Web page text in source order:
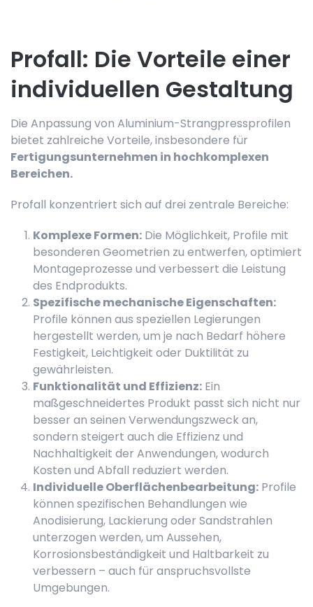
Profall: Die Vorteile einer
individuellen Gestaltung
Die Anpassung von Aluminium-Strangpressprofilen
bietet zahlreiche Vorteile, insbesondere für
Fertigungsunternehmen in hochkomplexen
Bereichen.
Profall konzentriert sich auf drei zentrale Bereiche:
Komplexe Formen: Die Möglichkeit, Profile mit
besonderen Geometrien zu entwerfen, optimiert
Montageprozesse und verbessert die Leistung
des Endprodukts.
Spezifische mechanische Eigenschaften:
Profile können aus speziellen Legierungen
hergestellt werden, um je nach Bedarf höhere
Festigkeit, Leichtigkeit oder Duktilität zu
gewährleisten.
Funktionalität und Effizienz: Ein
maßgeschneidertes Produkt passt sich nicht nur
besser an seinen Verwendungszweck an,
sondern steigert auch die Effizienz und
Nachhaltigkeit der Anwendungen, wodurch
Kosten und Abfall reduziert werden.
Individuelle Oberflächenbearbeitung: Profile
können spezifischen Behandlungen wie
Anodisierung, Lackierung oder Sandstrahlen
unterzogen werden, um Aussehen,
Korrosionsbeständigkeit und Haltbarkeit zu
verbessern – auch für anspruchsvollste
Umgebungen.